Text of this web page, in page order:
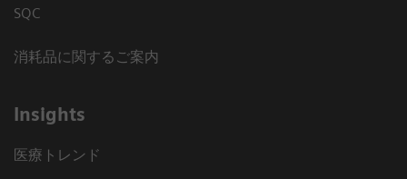
SQC
消耗品に関するご案内
Insights
医療トレンド